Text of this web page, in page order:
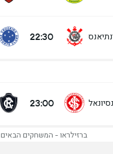
22:30
23:00
ברזילראו - המשחקים הבאים